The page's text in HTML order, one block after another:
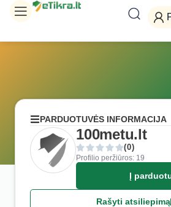
PARDUOTUVĖS INFORMACIJA
100metu.lt
(0)
Profilio peržiūros: 19
Į
Rašyti atsiliepimą